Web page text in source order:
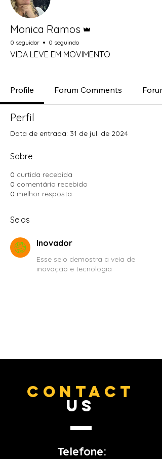
Monica Ramos
0 seguidor 0 seguindo
VIDA LEVE EM MOVIMENTO
Profile Forum Comments
Perfil
Data de entrada: 31 de jul. de 2024
Sobre
0 curtida recebida
0 comentário recebido
0 melhor resposta
Selos
Inovador
Esse selo demostra a veia de
inovação e tecnologia
CONTACT
US
Telefone: